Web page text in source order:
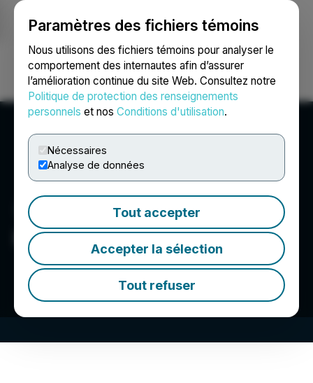
Paramètres des fichiers témoins
Nous utilisons des fichiers témoins pour analyser le
comportement des internautes afin d’assurer
l’amélioration continue du site Web. Consultez notre
Politique de protection des renseignements
personnels et nos Conditions d'utilisation.
Nécessaires
Analyse de données
Tout accepter
Accepter la sélection
Tout refuser
Ouvrir une session Recherche English
Hampton Securities Ltd.